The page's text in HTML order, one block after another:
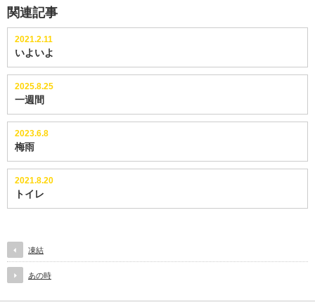
関連記事
2021.2.11
いよいよ
2025.8.25
一週間
2023.6.8
梅雨
2021.8.20
トイレ
凍結
あの時